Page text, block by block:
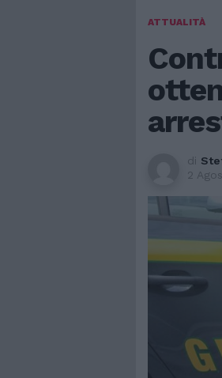
ATTUALITÀ
di
2